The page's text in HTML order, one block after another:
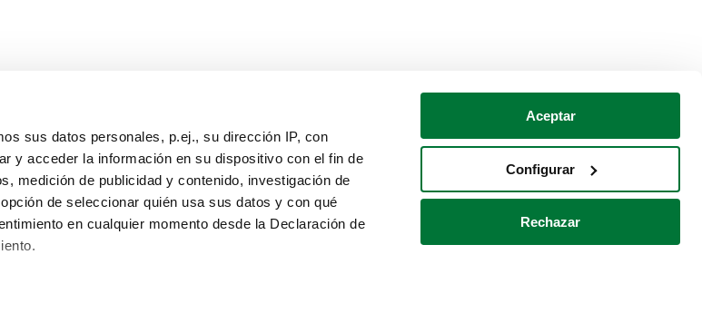
sus datos personales, p.ej., su dirección IP, con
y acceder la información en su dispositivo con el fin de
medición de publicidad y contenido, investigación de
de seleccionar quién usa sus datos y con qué
en cualquier momento desde la Declaración de
Aceptar
Configurar
Rechazar